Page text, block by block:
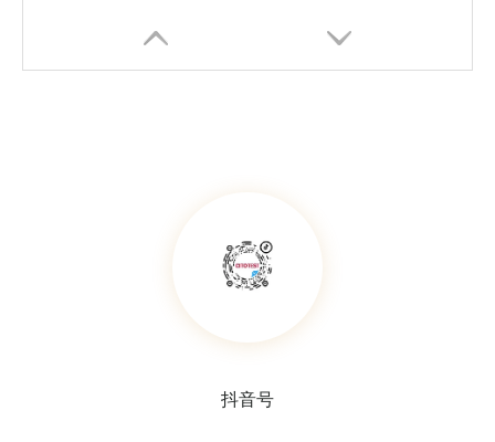
抖音号